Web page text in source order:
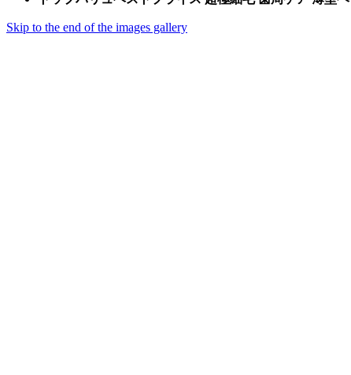
Skip to the end of the images gallery